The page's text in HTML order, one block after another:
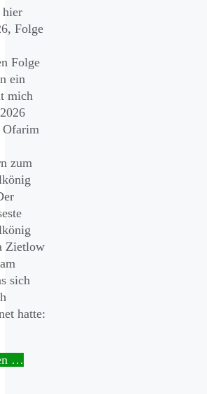
Folge
Folge
ein
mich
zum
Zietlow
sich
hatte:
…